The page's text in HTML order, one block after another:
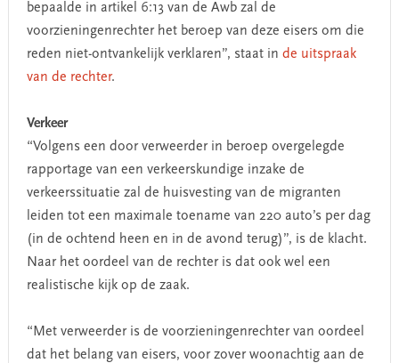
bepaalde in artikel 6:13 van de Awb zal de
voorzieningenrechter het beroep van deze eisers om die
reden niet-ontvankelijk verklaren”, staat in de uitspraak
van de rechter.
Verkeer
“Volgens een door verweerder in beroep overgelegde
rapportage van een verkeerskundige inzake de
verkeerssituatie zal de huisvesting van de migranten
leiden tot een maximale toename van 220 auto’s per dag
(in de ochtend heen en in de avond terug)”, is de klacht.
Naar het oordeel van de rechter is dat ook wel een
realistische kijk op de zaak.
“Met verweerder is de voorzieningenrechter van oordeel
dat het belang van eisers, voor zover woonachtig aan de